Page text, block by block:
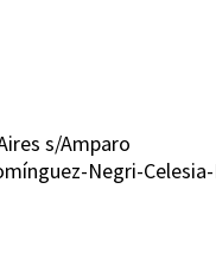
s/Amparo
Negri-